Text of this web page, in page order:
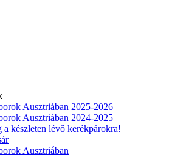
Ausztriában 2025-2026
Ausztriában 2024-2025
készleten lévő kerékpárokra!
Ausztriában